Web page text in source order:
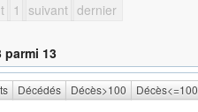
1 suivant dernier
parmi 13
Décédés Décès>100 Décès<=100